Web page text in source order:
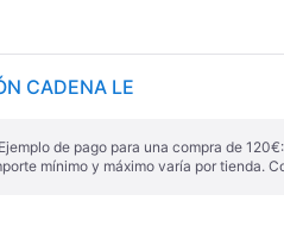
CADENA LE
de pago para una compra de
mínimo y máximo varía por tienda.